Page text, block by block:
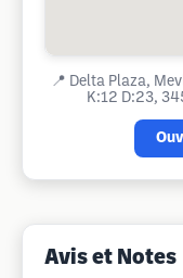
📍 Delta Plaza,
K:12 D:23,
Avis et Notes